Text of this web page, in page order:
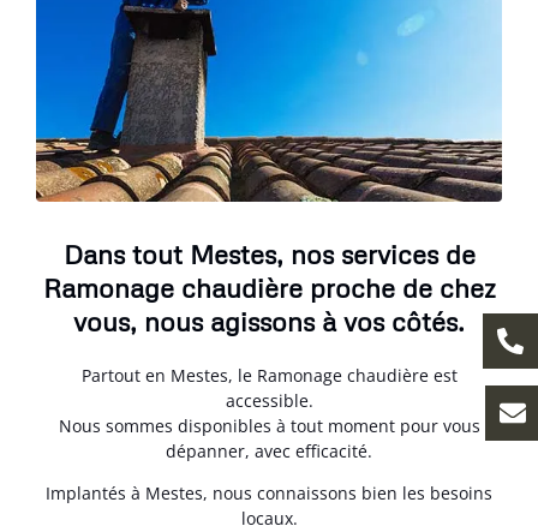
Dans tout Mestes, nos services de
Ramonage chaudière proche de chez
vous, nous agissons à vos côtés.
Partout en Mestes, le Ramonage chaudière est
accessible.
Nous sommes disponibles à tout moment pour vous
dépanner, avec efficacité.
Implantés à Mestes, nous connaissons bien les besoins
locaux.